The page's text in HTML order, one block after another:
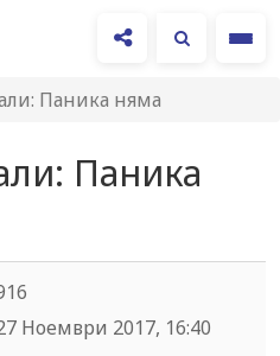
Паника няма
Паника
Ноември 2017, 16:40